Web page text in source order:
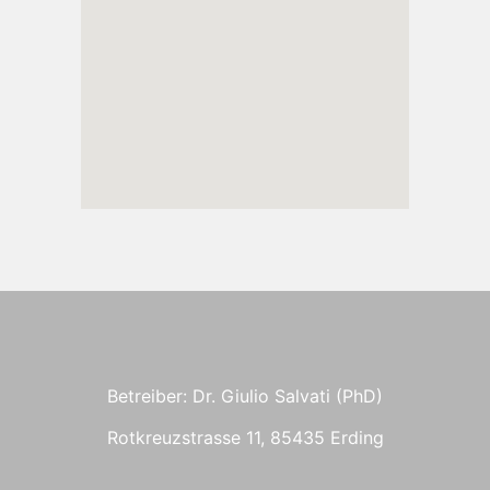
Betreiber: Dr. Giulio Salvati (PhD)
Rotkreuzstrasse 11, 85435 Erding